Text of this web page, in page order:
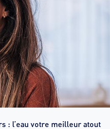
: l’eau votre meilleur atout